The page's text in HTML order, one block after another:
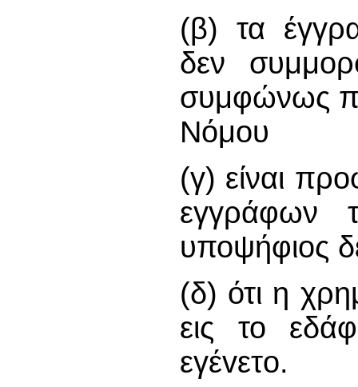
(β) τα
δεν
συμφώνως
Νόμου
(γ) είναι
εγγράφων
υποψήφιος
(δ) ότι η
εις το
εγέvετo.